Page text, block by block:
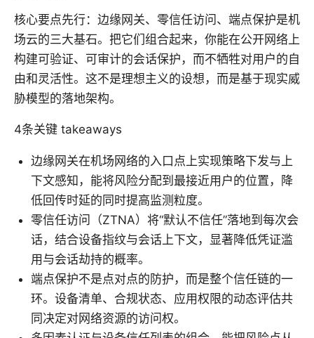
核心要点先行：边缘网关、零信任访问、端点保护是机
场云的三大基石。把它们组合起来，你能在公开网络上
构建可验证、可审计的会话保护，而不牺牲对用户的自
由和灵活性。这不是理想主义的设想，而是基于现实威
胁模型的落地架构。
4条关键 takeaways
边缘网关在机场网络的入口点上实现策略下发与上
下文感知，能将风险分配到最接近用户的位置，降
低回传时延的同时提高监测粒度。
零信任访问（ZTNA）将“默认不信任”落地到每次会
话，结合设备指纹与会话上下文，显著降低凭证滥
用与会话劫持的概率。
端点保护不是点对点的防护，而是整个信任链的一
环。设备清单、合规状态、应用权限的动态评估共
同决定对网络资源的访问权。